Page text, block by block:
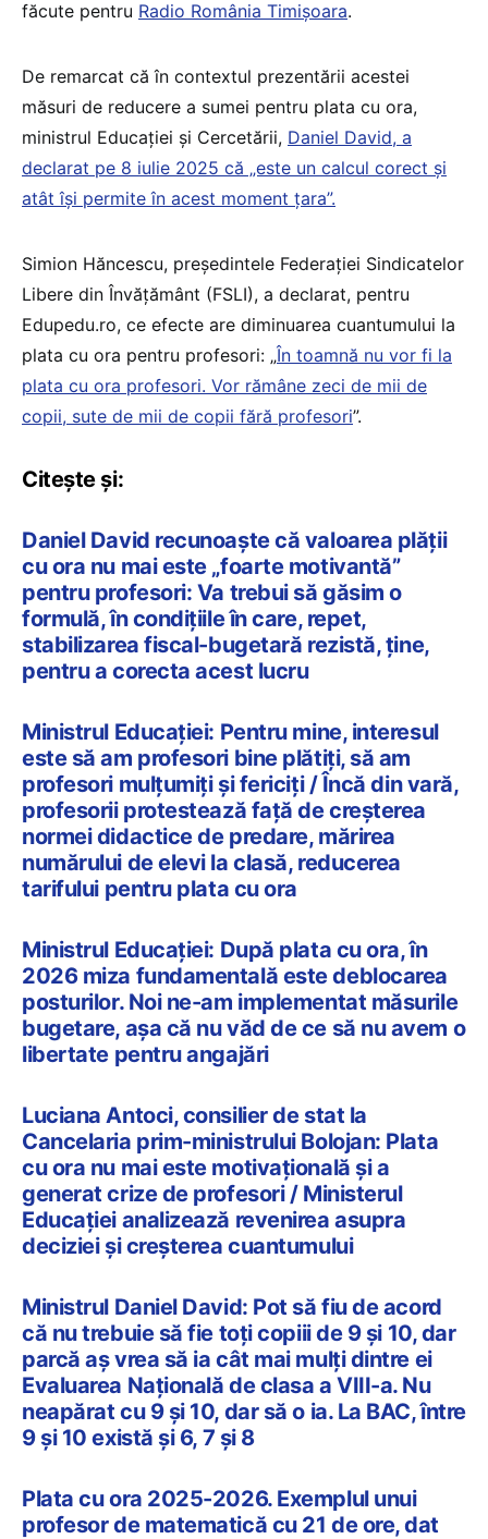
făcute pentru Radio România Timișoara.
De remarcat că în contextul prezentării acestei
măsuri de reducere a sumei pentru plata cu ora,
ministrul Educației și Cercetării, Daniel David, a
declarat pe 8 iulie 2025 că „este un calcul corect și
atât își permite în acest moment țara”.
Simion Hăncescu, președintele Federației Sindicatelor
Libere din Învățământ (FSLI), a declarat, pentru
Edupedu.ro, ce efecte are diminuarea cuantumului la
plata cu ora pentru profesori: „În toamnă nu vor fi la
plata cu ora profesori. Vor rămâne zeci de mii de
copii, sute de mii de copii fără profesori”.
Citește și:
Daniel David recunoaște că valoarea plății
cu ora nu mai este „foarte motivantă”
pentru profesori: Va trebui să găsim o
formulă, în condițiile în care, repet,
stabilizarea fiscal-bugetară rezistă, ține,
pentru a corecta acest lucru
Ministrul Educației: Pentru mine, interesul
este să am profesori bine plătiți, să am
profesori mulțumiți și fericiți / Încă din vară,
profesorii protestează față de creșterea
normei didactice de predare, mărirea
numărului de elevi la clasă, reducerea
tarifului pentru plata cu ora
Ministrul Educației: După plata cu ora, în
2026 miza fundamentală este deblocarea
posturilor. Noi ne-am implementat măsurile
bugetare, așa că nu văd de ce să nu avem o
libertate pentru angajări
Luciana Antoci, consilier de stat la
Cancelaria prim-ministrului Bolojan: Plata
cu ora nu mai este motivațională și a
generat crize de profesori / Ministerul
Educației analizează revenirea asupra
deciziei și creșterea cuantumului
Ministrul Daniel David: Pot să fiu de acord
că nu trebuie să fie toți copiii de 9 și 10, dar
parcă aș vrea să ia cât mai mulți dintre ei
Evaluarea Națională de clasa a VIII-a. Nu
neapărat cu 9 și 10, dar să o ia. La BAC, între
9 și 10 există și 6, 7 și 8
Plata cu ora 2025-2026. Exemplul unui
profesor de matematică cu 21 de ore, dat